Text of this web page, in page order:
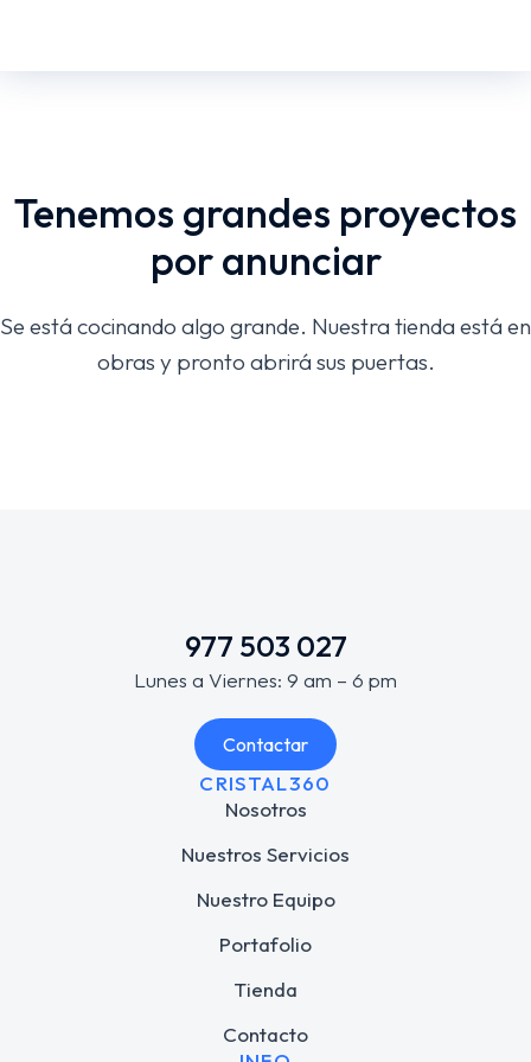
Tenemos grandes proyectos
por anunciar
Se está cocinando algo grande. Nuestra tienda está en
obras y pronto abrirá sus puertas.
977 503 027
Lunes a Viernes: 9 am – 6 pm
Contactar
CRISTAL360
Nosotros
Nuestros Servicios
Nuestro Equipo
Portafolio
Tienda
Contacto